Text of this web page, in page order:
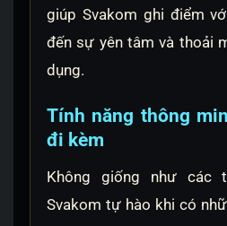
giúp Svakom ghi điểm
đến sự yên tâm và thoải
dụng.
Tính năng thông
đi kèm
Không giống như các
Svakom tự hào khi có